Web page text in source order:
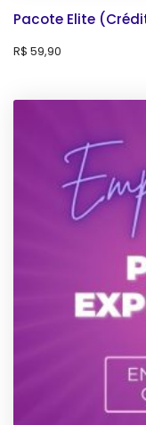
Pacote Elite
R$ 59,90